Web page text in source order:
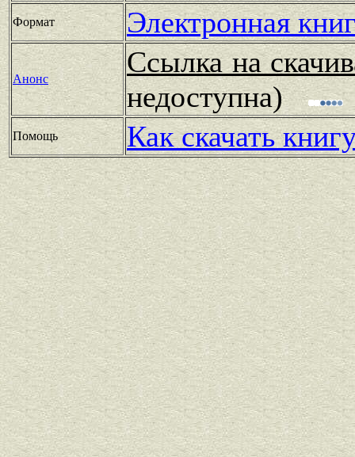
Формат Электронная
Анонс
Ссылка на
недоступна)
Помощь Как скачать